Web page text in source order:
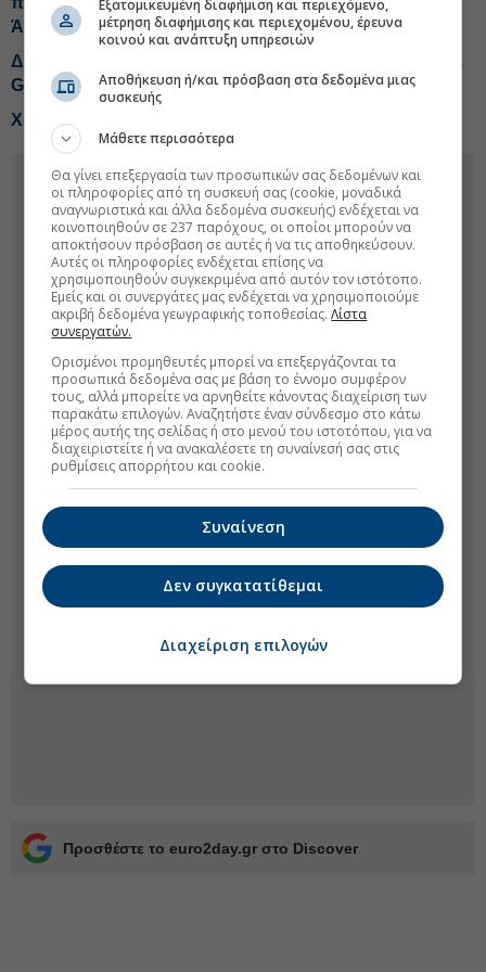
Άσαντ
ΔΕΗ: Τελική ευθεία για το Data Center, το σενάριο για 1
GW
Χρηματιστήριο: Τράπεζες και ενέργεια στο επίκεντρο
Προσθέστε το euro2day.gr στο Discover
Εξατομικευμένη διαφήμιση και περιεχόμενο,
μέτρηση διαφήμισης και περιεχομένου, έρευνα
κοινού και ανάπτυξη υπηρεσιών
Αποθήκευση ή/και πρόσβαση στα δεδομένα μιας
συσκευής
Μάθετε περισσότερα
Θα γίνει επεξεργασία των προσωπικών σας δεδομένων και
οι πληροφορίες από τη συσκευή σας (cookie, μοναδικά
αναγνωριστικά και άλλα δεδομένα συσκευής) ενδέχεται να
κοινοποιηθούν σε 237 παρόχους, οι οποίοι μπορούν να
αποκτήσουν πρόσβαση σε αυτές ή να τις αποθηκεύσουν.
Αυτές οι πληροφορίες ενδέχεται επίσης να
χρησιμοποιηθούν συγκεκριμένα από αυτόν τον ιστότοπο.
Εμείς και οι συνεργάτες μας ενδέχεται να χρησιμοποιούμε
ακριβή δεδομένα γεωγραφικής τοποθεσίας.Λίστα
συνεργατών.
Ορισμένοι προμηθευτές μπορεί να επεξεργάζονται τα
προσωπικά δεδομένα σας με βάση το έννομο συμφέρον
τους, αλλά μπορείτε να αρνηθείτε κάνοντας διαχείριση των
παρακάτω επιλογών. Αναζητήστε έναν σύνδεσμο στο κάτω
μέρος αυτής της σελίδας ή στο μενού του ιστοτόπου, για να
διαχειριστείτε ή να ανακαλέσετε τη συναίνεσή σας στις
ρυθμίσεις απορρήτου και cookie.
Συναίνεση
Δεν συγκατατίθεμαι
Διαχείριση επιλογών